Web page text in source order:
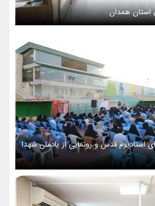
استان همدان
استادیوم قدس و رونمایی از یادمان شهدا